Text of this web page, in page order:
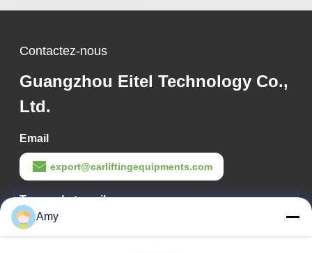
Contactez-nous
Guangzhou Eitel Technology Co.,
Ltd.
Email
export@carliftingequipments.com
Temps de travail
09:00-18:00
Amy